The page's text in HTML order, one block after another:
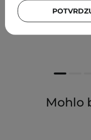
APLB - Exosome
Mohlo